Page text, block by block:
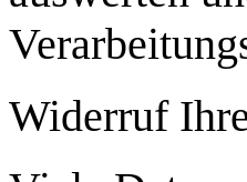
Widerruf